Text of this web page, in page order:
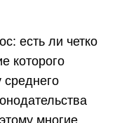
есть ли четко
которого
многие